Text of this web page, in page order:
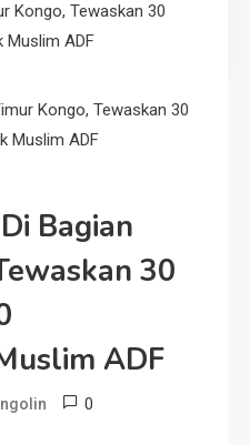
Kongo, Tewaskan 30
Muslim ADF
Bagian
30
ADF
0